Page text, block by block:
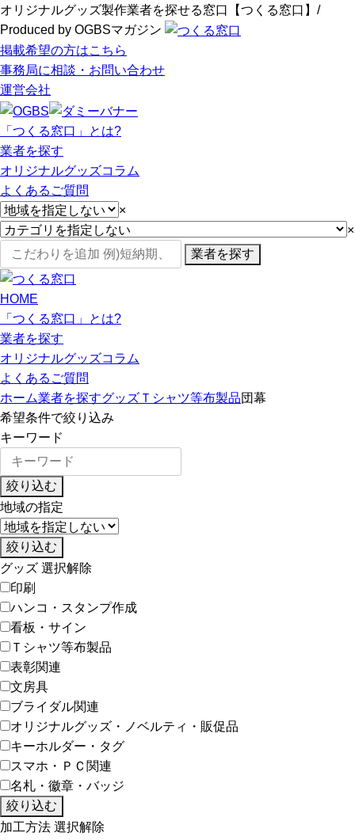
オリジナルグッズ製作業者を探せる窓口【つくる窓口】/
Produced by OGBSマガジン
掲載希望の方はこちら
事務局に相談・お問い合わせ
運営会社
「つくる窓口」とは?
業者を探す
オリジナルグッズコラム
よくあるご質問
×
×
業者を探す
HOME
「つくる窓口」とは?
業者を探す
オリジナルグッズコラム
よくあるご質問
ホーム業者を探すグッズ Ｔシャツ等布製品団幕
希望条件で絞り込み
キーワード
絞り込む
地域の指定
絞り込む
グッズ 選択解除
印刷
ハンコ・スタンプ作成
看板・サイン
Ｔシャツ等布製品
表彰関連
文房具
ブライダル関連
オリジナルグッズ・ノベルティ・販促品
キーホルダー・タグ
スマホ・ＰＣ関連
名札・徽章・バッジ
絞り込む
加工方法 選択解除